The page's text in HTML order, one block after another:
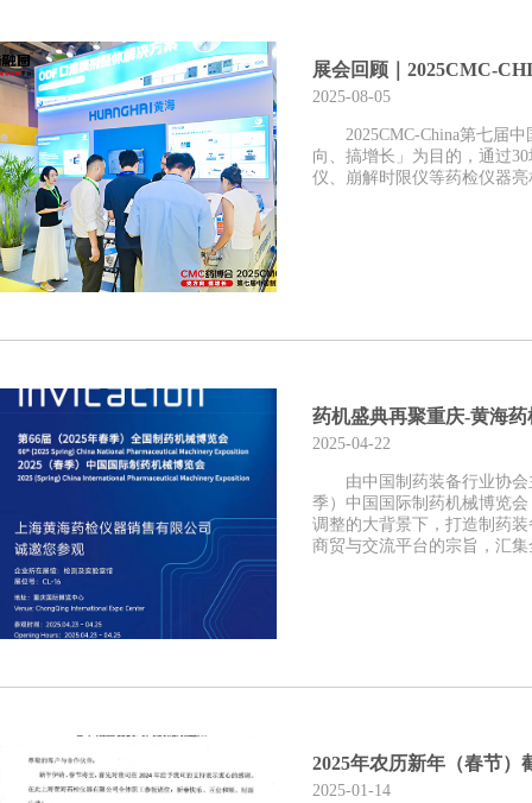
展会回顾｜2025CMC-
2025-08-05
2025CMC-China第七届
向、搞增长」为目的，通过
仪、崩解时限仪等药检仪器
药机盛典再聚重庆-黄海
2025-04-22
由中国制药装备行业协
季）中国国际制药机械博览
调整的大背景下，打造制药
商贸与交流平台的宗旨，汇
2025年农历新年（春节）
2025-01-14